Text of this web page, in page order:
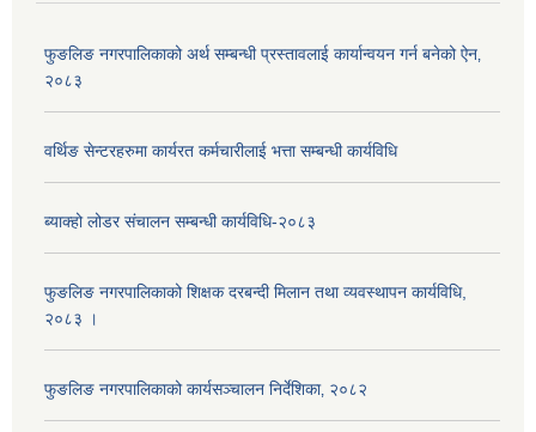
फुङलिङ नगरपालिकाको अर्थ सम्बन्धी प्रस्तावलाई कार्यान्वयन गर्न बनेको ऐन‚
२०८३
वर्थिङ सेन्टरहरुमा कार्यरत कर्मचारीलाई भत्ता सम्बन्धी कार्यविधि
ब्याक्हो लोडर संचालन सम्बन्धी कार्यविधि-२०८३
फुङलिङ नगरपालिकाको शिक्षक दरबन्दी मिलान तथा व्यवस्थापन कार्यविधि,
२०८३ ।
फुङलिङ नगरपालिकाको कार्यसञ्चालन निर्देशिका‚ २०८२